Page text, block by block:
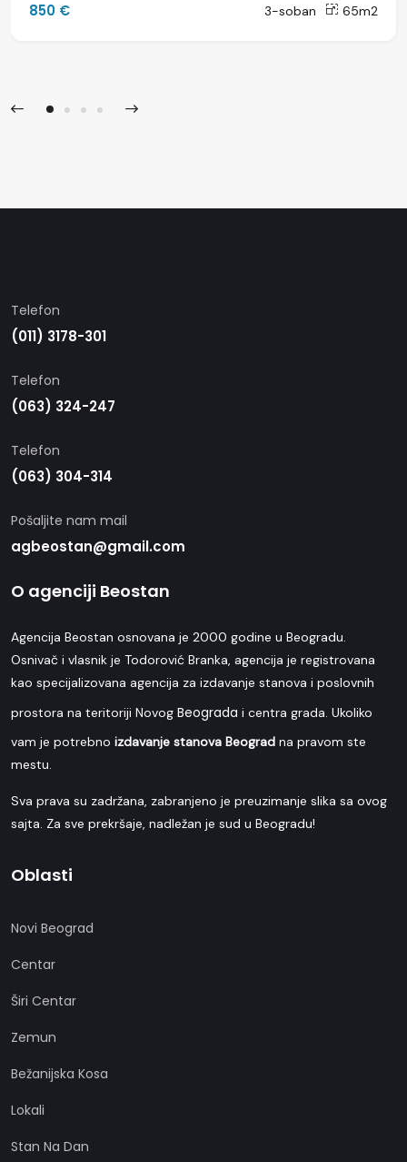
850 € 3-soban 65m2
Telefon
(011) 3178-301
Telefon
(063) 324-247
Telefon
(063) 304-314
Pošaljite nam mail
agbeostan@gmail.com
O agenciji Beostan
Agencija Beostan osnovana je 2000 godine u Beogradu.
Osnivač i vlasnik je Todorović Branka, agencija je registrovana
kao specijalizovana agencija za izdavanje stanova i poslovnih
prostora na teritoriji Novog Beograda i centra grada. Ukoliko
vam je potrebno izdavanje stanova Beograd na pravom ste
mestu.
Sva prava su zadržana, zabranjeno je preuzimanje slika sa ovog
sajta. Za sve prekršaje, nadležan je sud u Beogradu!
Oblasti
Novi Beograd
Centar
Širi Centar
Zemun
Bežanijska Kosa
Lokali
Stan Na Dan